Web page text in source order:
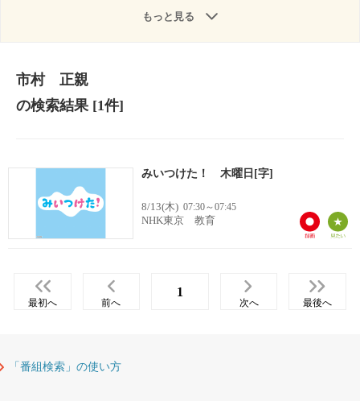
もっと見る
市村 正親
の検索結果[1件]
みいつけた！ 木曜日[字]
8/13(木) 07:30～07:45
NHK東京 教育
最初へ 前へ
1
次へ 最後へ
「番組検索」の使い方